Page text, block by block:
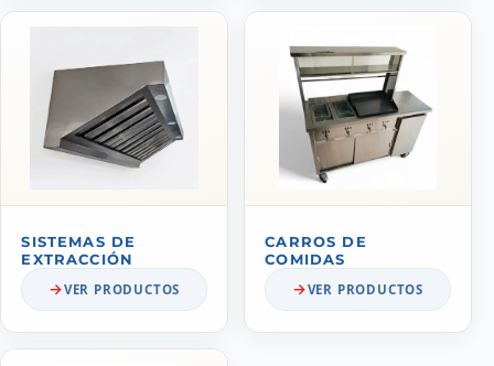
SISTEMAS DE
EXTRACCIÓN
VER PRODUCTOS
CARROS DE
COMIDAS
VER PRODUCTOS